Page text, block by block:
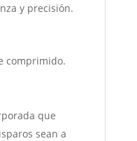
y precisión.
comprimido.
que
sean a